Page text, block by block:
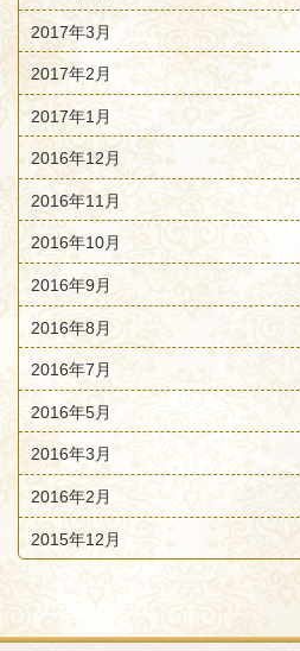
2017年3月
2017年2月
2017年1月
2016年12月
2016年11月
2016年10月
2016年9月
2016年8月
2016年7月
2016年5月
2016年3月
2016年2月
2015年12月